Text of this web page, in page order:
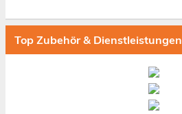
Top Zubehör & Dienstleistungen